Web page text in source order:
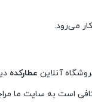
می‌رود.
آنلاین عطارکده
است به سایت ما